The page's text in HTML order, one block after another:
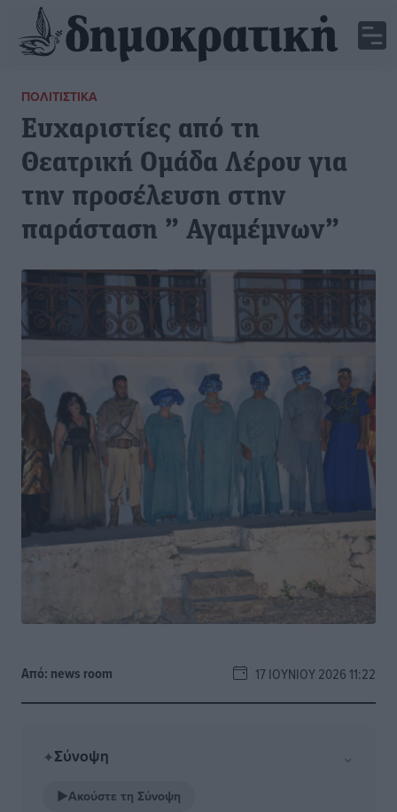
ΠΟΛΙΤΙΣΤΙΚΆ
Ευχαριστίες από τη
Θεατρική Ομάδα Λέρου για
την προσέλευση στην
παράσταση ” Αγαμέμνων”
Από: news room 17 ΙΟΥΝΊΟΥ 2026 11:22
✦Σύνοψη ⌄
▶Ακούστε τη Σύνοψη